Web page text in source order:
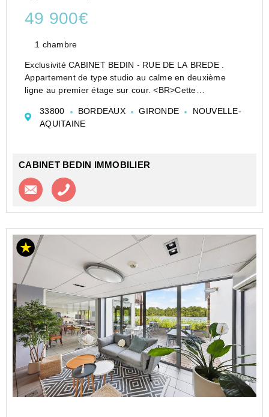
49 900€
1 chambre
Exclusivité CABINET BEDIN - RUE DE LA BREDE .
Appartement de type studio au calme en deuxième
ligne au premier étage sur cour. <BR>Cette
location. <BR>A utiliser en habitation princi...
33800 BORDEAUX GIRONDE
NOUVELLE-
AQUITAINE
CABINET BEDIN IMMOBILIER
Contacter l'agence